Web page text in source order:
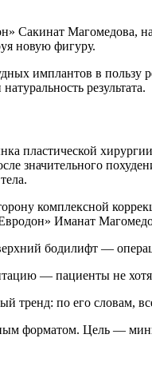
Сакинат Магомедова,
новую фигуру.
имплантов в
результата.
пластической
значительного
комплексной
Иманат
бодилифт —
— пациенты не
по его словам,
форматом. Цель —